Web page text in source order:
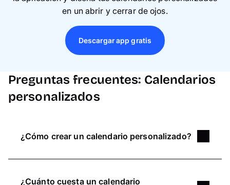
en un abrir y cerrar de ojos.
Descargar app gratis
Preguntas frecuentes: Calendarios
personalizados
¿Cómo crear un calendario personalizado?
Selecciona el diseño y sube las fotos: haz
¿Cuánto cuesta un calendario